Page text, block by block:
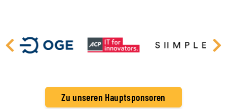
Zu unseren Hauptsponsoren